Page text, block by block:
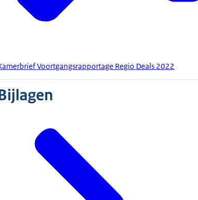
Voortgangsrapportage Regio Deals 2022